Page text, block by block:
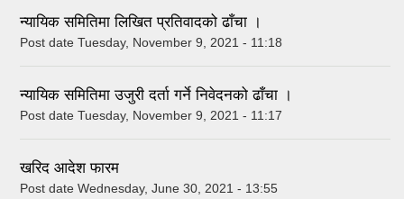
न्यायिक समितिमा लिखित प्रतिवादको ढाँचा ।
Post date Tuesday, November 9, 2021 - 11:18
न्यायिक समितिमा उजुरी दर्ता गर्ने निवेदनको ढाँचा ।
Post date Tuesday, November 9, 2021 - 11:17
खरिद आदेश फारम
Post date Wednesday, June 30, 2021 - 13:55